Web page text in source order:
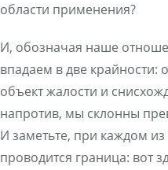
области применения?
И, обозначая наше
впадаем в две
объект жалости и
напротив, мы склонны
И заметьте, при каждом
проводится граница: вот